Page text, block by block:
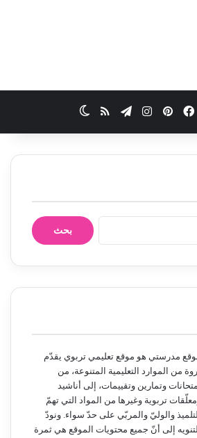
فيسبوكبينتيريستانستقرامتيلقرامملخص الموقع RSS
ح
مدرستي هو موقع تعليمي تربوي يقدّم
من الموارد التعليمية المتنوعة، من
امتحانات وتمارين وتقييمات، إلى أناشيد
تربوية وغيرها من المواد التي تهمّ
التلميذ والوليّ والمربّي على حدّ سواء. ونودّ
التنويه إلى أنّ جميع محتويات الموقع هي ثمرة